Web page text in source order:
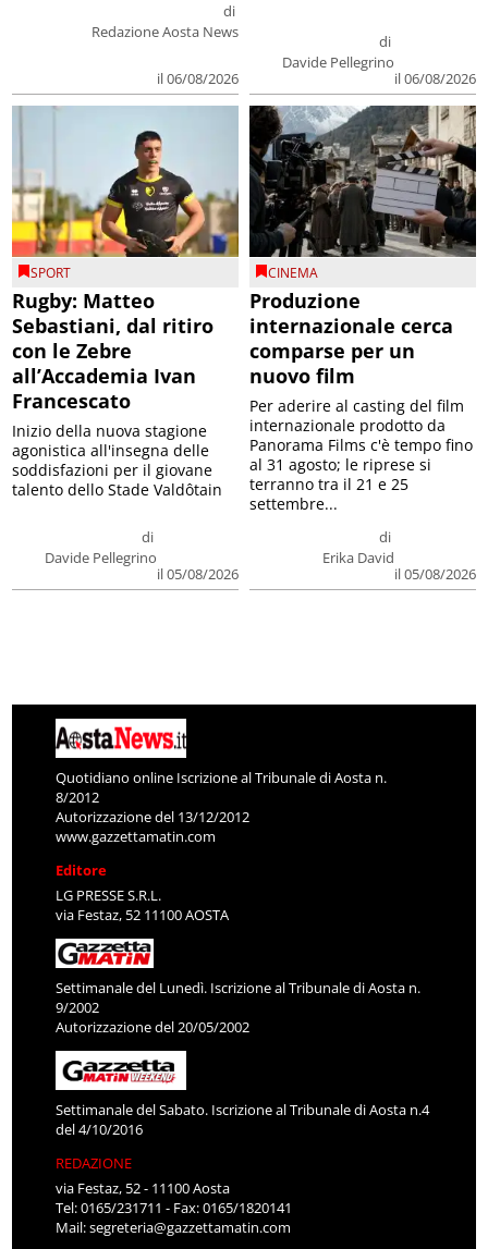
di
Redazione Aosta News
il 06/08/2026
di
Davide Pellegrino
il 06/08/2026
SPORT
Rugby: Matteo
Sebastiani, dal ritiro
con le Zebre
all’Accademia Ivan
Francescato
di
Davide Pellegrino
il 05/08/2026
Inizio della nuova stagione
agonistica all'insegna delle
soddisfazioni per il giovane
talento dello Stade Valdôtain
CINEMA
Produzione
internazionale cerca
comparse per un
nuovo film
di
Erika David
il 05/08/2026
Per aderire al casting del film
internazionale prodotto da
Panorama Films c'è tempo fino
al 31 agosto; le riprese si
terranno tra il 21 e 25
settembre...
Quotidiano online Iscrizione al Tribunale di Aosta n.
8/2012
Autorizzazione del 13/12/2012
www.gazzettamatin.com
Editore
LG PRESSE S.R.L.
via Festaz, 52 11100 AOSTA
Settimanale del Lunedì. Iscrizione al Tribunale di Aosta n.
9/2002
Autorizzazione del 20/05/2002
Settimanale del Sabato. Iscrizione al Tribunale di Aosta n.4
del 4/10/2016
REDAZIONE
via Festaz, 52 - 11100 Aosta
Tel: 0165/231711 - Fax: 0165/1820141
Mail:segreteria@gazzettamatin.com